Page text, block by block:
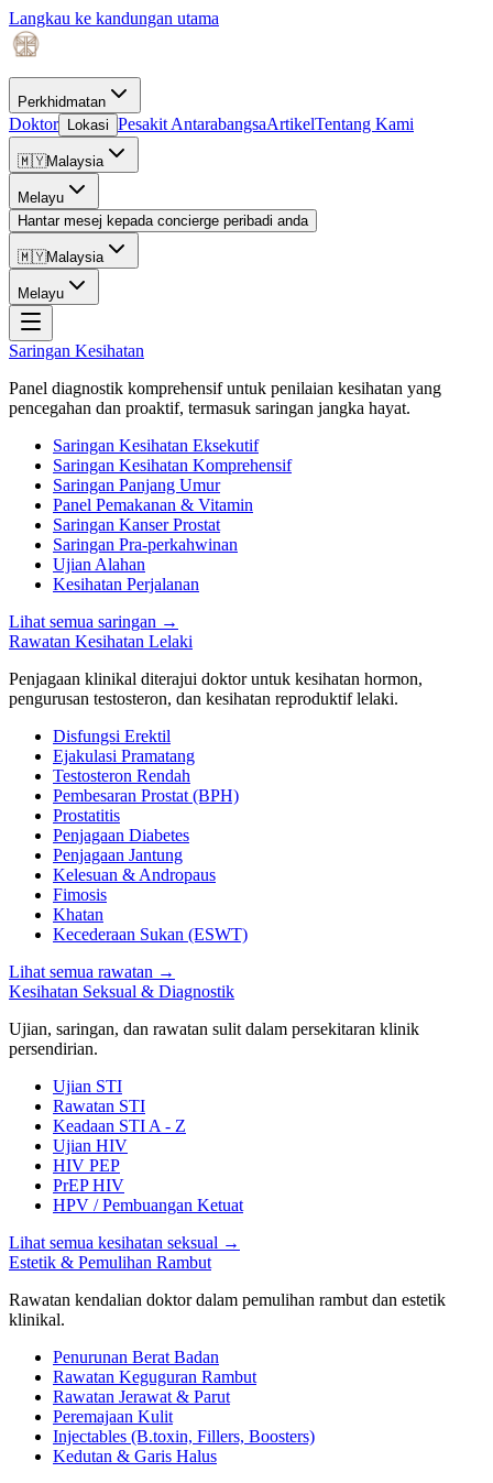
Langkau ke kandungan utama
Perkhidmatan
Doktor Lokasi Pesakit AntarabangsaArtikelTentang Kami
🇲🇾Malaysia
Melayu
Hantar mesej kepada concierge peribadi anda
🇲🇾Malaysia
Melayu
Saringan Kesihatan
Panel diagnostik komprehensif untuk penilaian kesihatan yang
pencegahan dan proaktif, termasuk saringan jangka hayat.
Saringan Kesihatan Eksekutif
Saringan Kesihatan Komprehensif
Saringan Panjang Umur
Panel Pemakanan & Vitamin
Saringan Kanser Prostat
Saringan Pra-perkahwinan
Ujian Alahan
Kesihatan Perjalanan
Lihat semua saringan →
Rawatan Kesihatan Lelaki
Penjagaan klinikal diterajui doktor untuk kesihatan hormon,
pengurusan testosteron, dan kesihatan reproduktif lelaki.
Disfungsi Erektil
Ejakulasi Pramatang
Testosteron Rendah
Pembesaran Prostat (BPH)
Prostatitis
Penjagaan Diabetes
Penjagaan Jantung
Kelesuan & Andropaus
Fimosis
Khatan
Kecederaan Sukan (ESWT)
Lihat semua rawatan →
Kesihatan Seksual & Diagnostik
Ujian, saringan, dan rawatan sulit dalam persekitaran klinik
persendirian.
Ujian STI
Rawatan STI
Keadaan STI A - Z
Ujian HIV
HIV PEP
PrEP HIV
HPV / Pembuangan Ketuat
Lihat semua kesihatan seksual →
Estetik & Pemulihan Rambut
Rawatan kendalian doktor dalam pemulihan rambut dan estetik
klinikal.
Penurunan Berat Badan
Rawatan Keguguran Rambut
Rawatan Jerawat & Parut
Peremajaan Kulit
Injectables (B.toxin, Fillers, Boosters)
Kedutan & Garis Halus